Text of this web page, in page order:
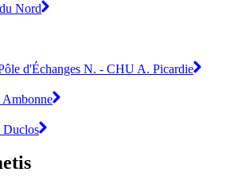
Nord
d'Échanges N. - CHU A. Picardie
Ambonne
Duclos